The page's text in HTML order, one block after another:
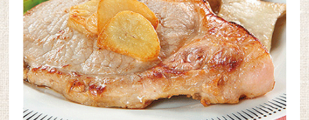
追加になりました。
2018/09/06北九州の施設「いっぽ」が追加になりまし
た。
2018/09/04筑豊のお店「メッセージ」が追加になりまし
た。
2018/08/24北九州の施設「ひだまりの家」が追加になり